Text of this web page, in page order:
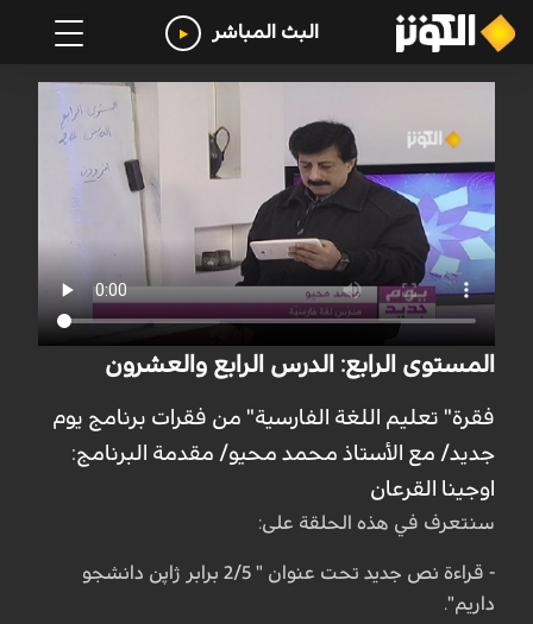
البث المباشر
المستوى الرابع: الدرس الرابع والعشرون
فقرة" تعليم اللغة الفارسية" من فقرات برنامج يوم
جديد/ مع الأستاذ محمد محيو/ مقدمة البرنامج:
اوجينا القرعان
سنتعرف في هذه الحلقة على:
- قراءة نص جديد تحت عنوان " 2/5 برابر ژاپن دانشجو
داریم".